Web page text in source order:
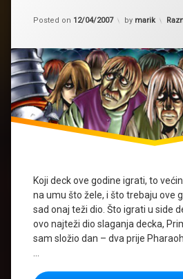
Posted on 12/04/2007
Updated on02/
by marik
Koji deck ove godine igrati, to
na umu što žele, i što trebaju ove
sad onaj teži dio. Što igrati u side
ovo najteži dio slaganja decka,
sam složio dan – dva prije